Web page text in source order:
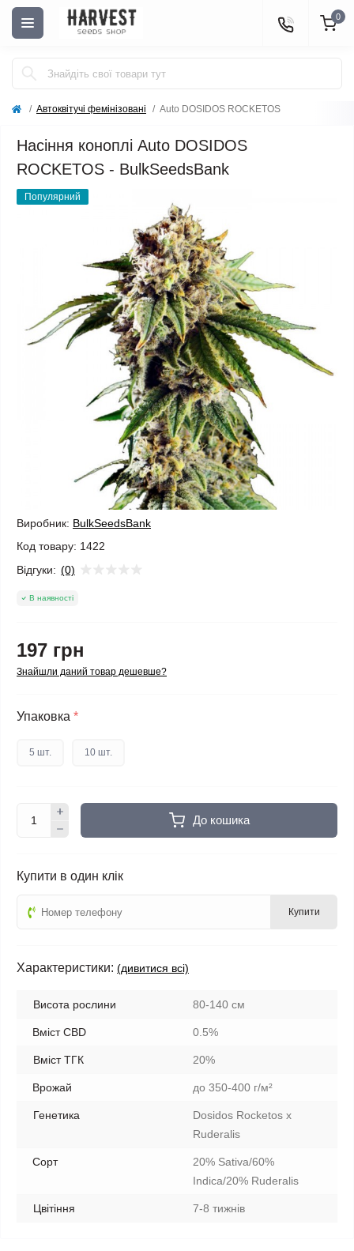
0
Автоквітучі фемінізовані Auto DOSIDOS ROCKETOS
Насіння коноплі Auto DOSIDOS
ROCKETOS - BulkSeedsBank
Популярний
Виробник: BulkSeedsBank
Код товару: 1422
Відгуки: (0)
В наявності
197 грн
Знайшли даний товар дешевше?
Упаковка *
5 шт. 10 шт.
До кошика
Купити в один клік
Купити
Характеристики: (дивитися всі)
Висота рослини 80-140 см
Вміст CBD 0.5%
Вміст ТГК 20%
Врожай до 350-400 г/м²
Генетика
Dosidos Rocketos x
Ruderalis
Сорт
20% Sativa/60%
Indica/20% Ruderalis
Цвітіння 7-8 тижнів